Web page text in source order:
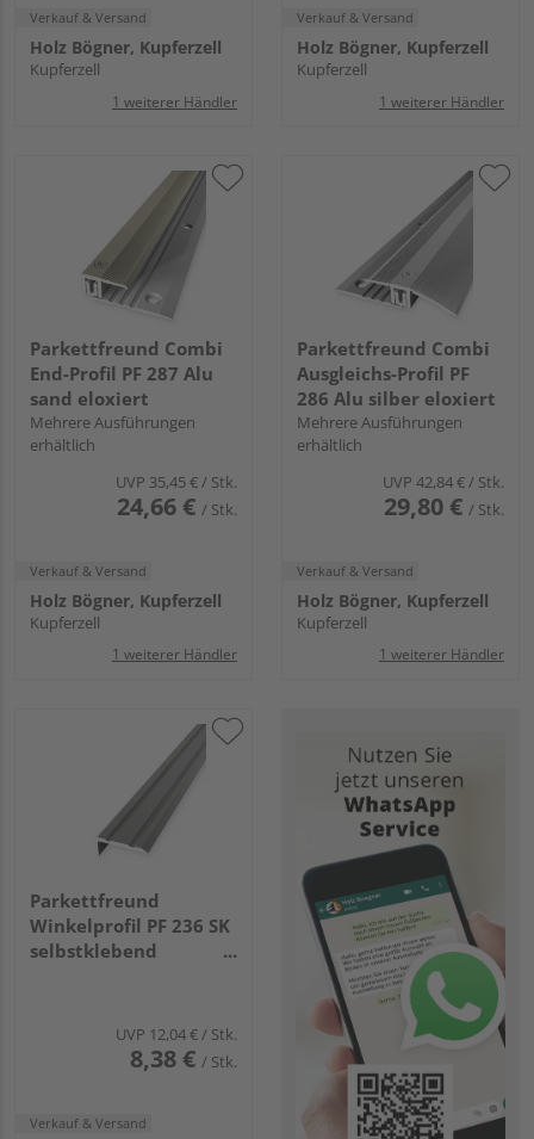
Verkauf & Versand
Holz Bögner, Kupferzell
Kupferzell
1 weiterer Händler
Verkauf & Versand
Holz Bögner, Kupferzell
Kupferzell
1 weiterer Händler
Parkettfreund Combi
End-Profil PF 287 Alu
sand eloxiert
Mehrere Ausführungen
erhältlich
UVP 35,45 € / Stk.
24,66 € / Stk.
Verkauf & Versand
Holz Bögner, Kupferzell
Kupferzell
1 weiterer Händler
Parkettfreund Combi
Ausgleichs-Profil PF
286 Alu silber eloxiert
Mehrere Ausführungen
erhältlich
UVP 42,84 € / Stk.
29,80 € / Stk.
Verkauf & Versand
Holz Bögner, Kupferzell
Kupferzell
1 weiterer Händler
Parkettfreund
Winkelprofil PF 236 SK
selbstklebend
edelstahlop.
UVP 12,04 €/ Stk.
8,38 € / Stk.
Verkauf & Versand